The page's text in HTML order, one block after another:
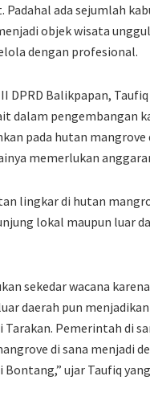
ada sejumlah
objek wisata
dengan profesional.
Balikpapan,
dalam pengembangan
pada hutan
memerlukan
lingkar di hutan
lokal maupun luar
sekedar wacana
daerah pun
Pemerintah di
di sana menjadi
ujar Taufiq